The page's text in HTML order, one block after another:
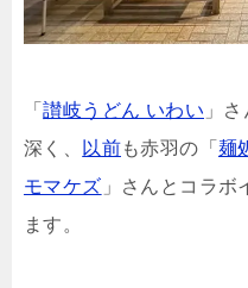
「讃岐うどん いわい 」
深く、
以前も赤羽の「麺
モマケズ 」さんとコラボ
ます。